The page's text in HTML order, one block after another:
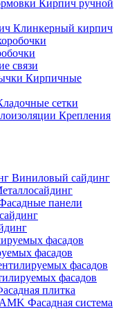
Кирпич ручной
Клинкерный кирпич
связи
Кирпичные
сетки
Крепления
Виниловый сайдинг
панели
фасадов
фасадов
плитка
Фасадная система